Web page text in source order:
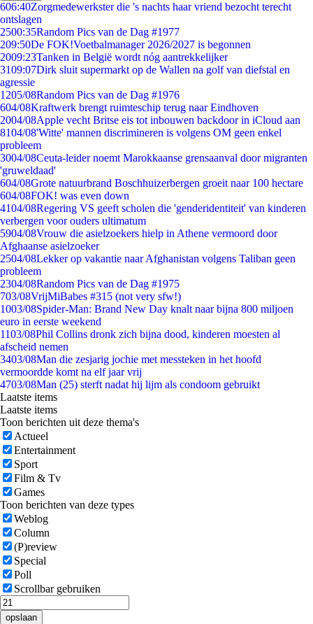
606:40Zorgmedewerkster die 's nachts haar vriend bezocht terecht
ontslagen
2500:35Random Pics van de Dag #1977
209:50De FOK!Voetbalmanager 2026/2027 is begonnen
2009:23Tanken in België wordt nóg aantrekkelijker
3109:07Dirk sluit supermarkt op de Wallen na golf van diefstal en
agressie
1205/08Random Pics van de Dag #1976
604/08Kraftwerk brengt ruimteschip terug naar Eindhoven
2004/08Apple vecht Britse eis tot inbouwen backdoor in iCloud aan
8104/08'Witte' mannen discrimineren is volgens OM geen enkel
probleem
3004/08Ceuta-leider noemt Marokkaanse grensaanval door migranten
'gruweldaad'
604/08Grote natuurbrand Boschhuizerbergen groeit naar 100 hectare
604/08FOK! was even down
4104/08Regering VS geeft scholen die 'genderidentiteit' van kinderen
verbergen voor ouders ultimatum
5904/08Vrouw die asielzoekers hielp in Athene vermoord door
Afghaanse asielzoeker
2504/08Lekker op vakantie naar Afghanistan volgens Taliban geen
probleem
2304/08Random Pics van de Dag #1975
703/08VrijMiBabes #315 (not very sfw!)
1003/08Spider-Man: Brand New Day knalt naar bijna 800 miljoen
euro in eerste weekend
1103/08Phil Collins dronk zich bijna dood, kinderen moesten al
afscheid nemen
3403/08Man die zesjarig jochie met messteken in het hoofd
vermoordde komt na elf jaar vrij
4703/08Man (25) sterft nadat hij lijm als condoom gebruikt
Laatste items
Laatste items
Toon berichten uit deze thema's
Actueel
Entertainment
Sport
Film & Tv
Games
Toon berichten van deze types
Weblog
Column
(P)review
Special
Poll
Scrollbar gebruiken
opslaan